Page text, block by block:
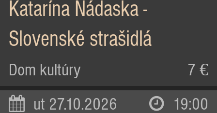
Katarína Nádaska -
Slovenské strašidlá
Dom kultúry 7 €
ut 27.10.2026 19:00